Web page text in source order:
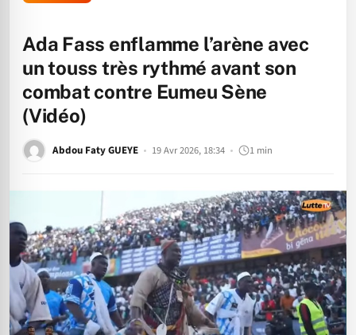
Ada Fass enflamme l’arène avec
un touss très rythmé avant son
combat contre Eumeu Sène
(Vidéo)
Abdou Faty GUEYE 19 Avr 2026, 18:34 1 min